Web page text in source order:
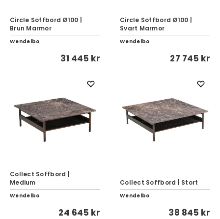
Circle Soffbord Ø100 |
Brun Marmor
Wendelbo
31 445 kr
Circle Soffbord Ø100 |
Svart Marmor
Wendelbo
27 745 kr
Collect Soffbord |
Medium
Wendelbo
24 645 kr
Collect Soffbord | Stort
Wendelbo
38 845 kr